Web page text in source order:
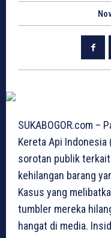
SUKABOGOR.com –
Kereta Api Indonesia
sorotan publik
kehilangan barang
Kasus yang
tumbler mereka
hangat di media.